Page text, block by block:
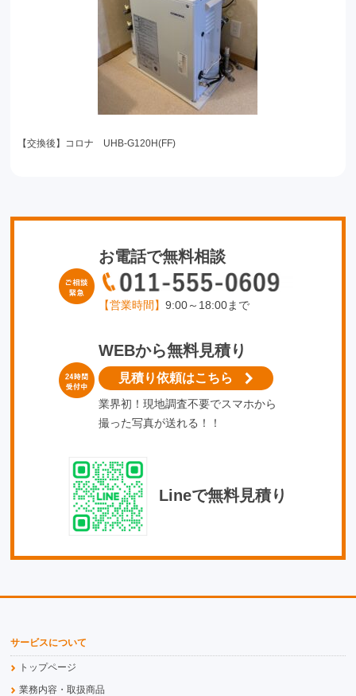
【交換後】コロナ UHB-G120H(FF)
お電話で無料相談
【営業時間】 9:00～18:00まで
WEBから無料見積り
見積り依頼はこちら
業界初！現地調査不要でスマホから
撮った写真が送れる！！
Lineで無料見積り
サービスについて
トップページ
業務内容・取扱商品